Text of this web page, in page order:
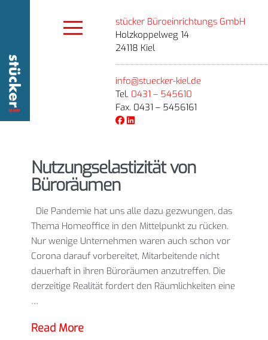
stücker Büroeinrichtungs GmbH
Holzkoppelweg 14
24118 Kiel
info@stuecker-kiel.de
Tel. 0431 – 545610
Fax. 0431 – 5456161
Nutzungselastizität von
Büroräumen
Die Pandemie hat uns alle dazu gezwungen, das
Thema Homeoffice in den Mittelpunkt zu rücken.
Nur wenige Unternehmen waren auch schon vor
Corona darauf vorbereitet, Mitarbeitende nicht
dauerhaft in ihren Büroräumen anzutreffen. Die
derzeitige Realität fordert den Räumlichkeiten eine
…
Read More